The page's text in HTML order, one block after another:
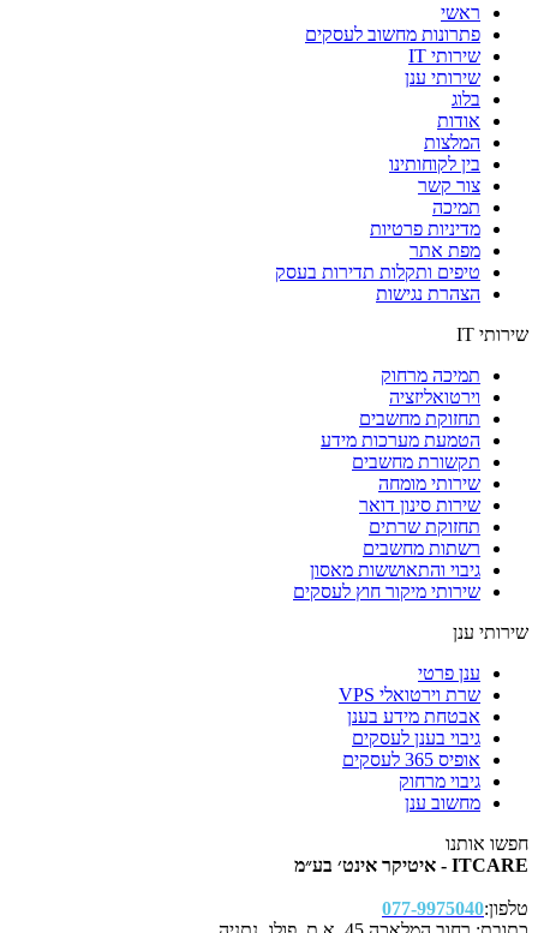
ראשי
פתרונות מחשוב לעסקים
שירותי IT
שירותי ענן
בלוג
אודות
המלצות
בין לקוחותינו
צור קשר
תמיכה
מדיניות פרטיות
מפת אתר
טיפים ותקלות תדירות בעסק
הצהרת נגישות
שירותי IT
תמיכה מרחוק
וירטואליזציה
תחזוקת מחשבים
הטמעת מערכות מידע
תקשורת מחשבים
שירותי מומחה
שירות סינון דואר
תחזוקת שרתים
רשתות מחשבים
גיבוי והתאוששות מאסון
שירותי מיקור חוץ לעסקים
שירותי ענן
ענן פרטי
שרת וירטואלי VPS
אבטחת מידע בענן
גיבוי בענן לעסקים
אופיס 365 לעסקים
גיבוי מרחוק
מחשוב ענן
חפשו אותנו
ITCARE - איטיקר אינט׳ בע״מ
טלפון:077-9975040